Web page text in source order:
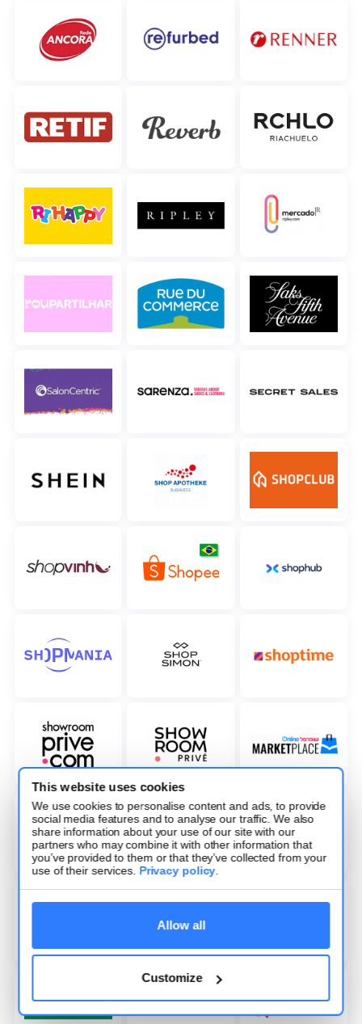
This website uses cookies
We use cookies to personalise content and ads, to provide
social media features and to analyse our traffic. We also
share information about your use of our site with our
partners who may combine it with other information that
you’ve provided to them or that they’ve collected from your
use of their services. Privacy policy.
Allow all
Customize